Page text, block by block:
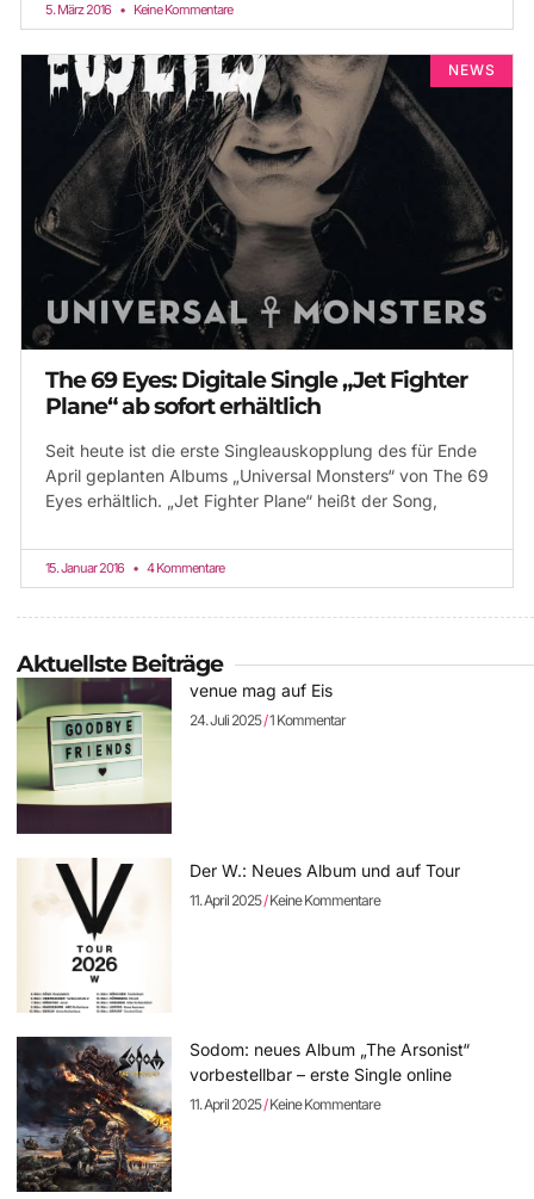
5. März 2016 Keine Kommentare
NEWS
The 69 Eyes: Digitale Single „Jet Fighter
Plane“ ab sofort erhältlich
Seit heute ist die erste Singleauskopplung des für Ende
April geplanten Albums „Universal Monsters“ von The 69
Eyes erhältlich. „Jet Fighter Plane“ heißt der Song,
15. Januar 2016 4 Kommentare
Aktuellste Beiträge
venue mag auf Eis
24. Juli 2025 1 Kommentar
Der W.: Neues Album und auf Tour
11. April 2025 Keine Kommentare
Sodom: neues Album „The Arsonist“
vorbestellbar – erste Single online
11. April 2025 Keine Kommentare